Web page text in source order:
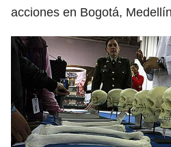
acciones en Bogotá,